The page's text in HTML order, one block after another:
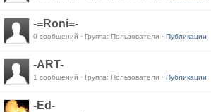
-=Roni=-
0 сообщений · Группа: Пользователи · Публикации
-ART-
1 сообщений · Группа: Пользователи · Публикации
-Ed-